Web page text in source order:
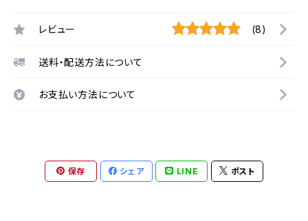
レビュー (8)
送料・配送方法について
お支払い方法について
保存 シェア LINE ポスト